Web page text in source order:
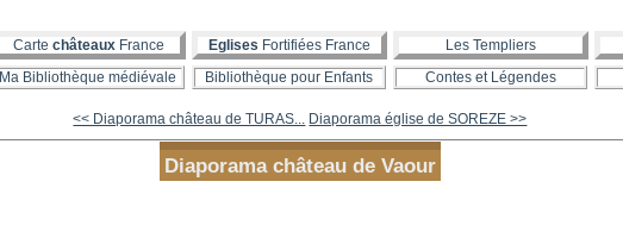
Carte châteauxFrance Eglises Fortifiées France Les Templiers
Ma Bibliothèque médiévale Bibliothèque pour Enfants Contes et Légendes
<< Diaporama château de TURAS... Diaporama église de SOREZE >>
Diaporama château de Vaour